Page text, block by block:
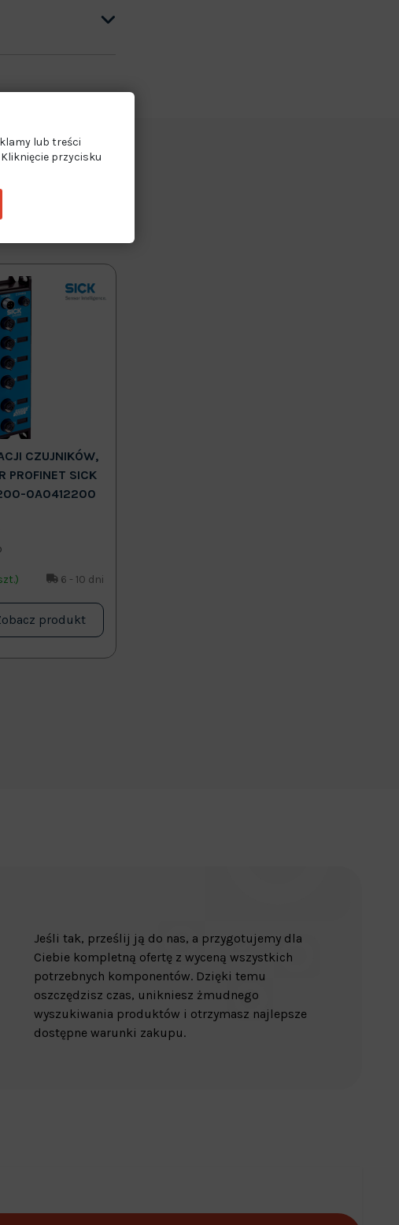
CZUJNIKÓW,
PROFINET SICK
0A0412200
6 - 10 dni
produkt
Jeśli tak, prześlij ją do nas, a przygotujemy dla
Ciebie kompletną ofertę z wyceną wszystkich
potrzebnych komponentów. Dzięki temu
oszczędzisz czas, unikniesz żmudnego
wyszukiwania produktów i otrzymasz najlepsze
dostępne warunki zakupu.
lub treści
przycisku